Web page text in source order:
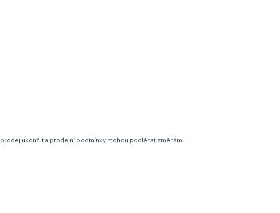
ukončit a prodejní podmínky mohou podléhat změnám.